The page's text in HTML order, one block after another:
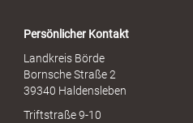
Persönlicher Kontakt
Landkreis Börde
Bornsche Straße 2
39340 Haldensleben
Triftstraße 9-10